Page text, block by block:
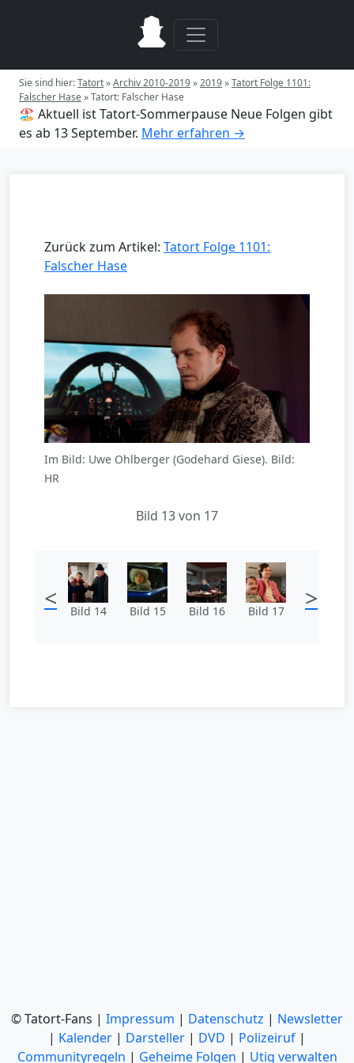
Sie sind hier:Tatort»Archiv 2010-2019»2019»Tatort Folge 1101:
Falscher Hase»Tatort: Falscher Hase
🏖️ Aktuell ist Tatort-Sommerpause Neue Folgen gibt
es ab 13 September. Mehr erfahren →
Zurück zum Artikel: Tatort Folge 1101:
Falscher Hase
Im Bild: Uwe Ohlberger (Godehard Giese). Bild:
HR
Bild 13 von 17
< Bild 14 Bild 15 Bild 16 Bild 17 >
© Tatort-Fans | Impressum | Datenschutz | Newsletter
| Kalender | Darsteller | DVD | Polizeiruf |
Communityregeln | Geheime Folgen | Utiq verwalten